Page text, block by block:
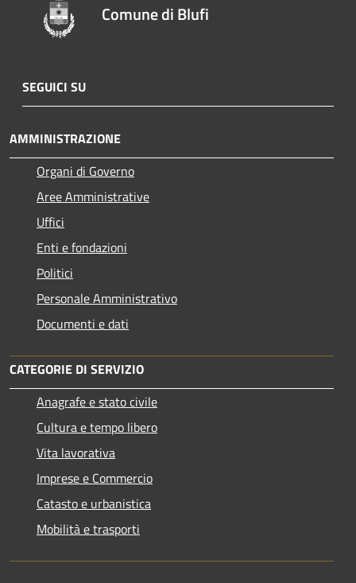
Comune di Blufi
SEGUICI SU
AMMINISTRAZIONE
Organi di Governo
Aree Amministrative
Uffici
Enti e fondazioni
Politici
Personale Amministrativo
Documenti e dati
CATEGORIE DI SERVIZIO
Anagrafe e stato civile
Cultura e tempo libero
Vita lavorativa
Imprese e Commercio
Catasto e urbanistica
Mobilità e trasporti